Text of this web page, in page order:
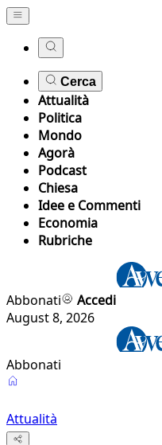
Cerca
Attualità
Politica
Mondo
Agorà
Podcast
Chiesa
Idee e Commenti
Economia
Rubriche
Abbonati
Accedi
August 8, 2026
Abbonati
Attualità